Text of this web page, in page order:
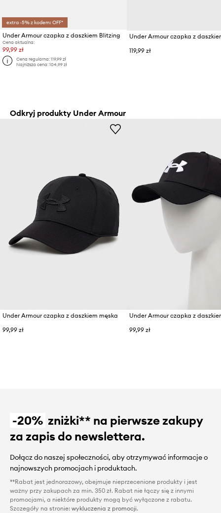
extra -5% z kodem: OFF*
Under Armour czapka z daszkiem Blitzing
Cena aktualna:
99,99 zł
Cena regularna:119,99 zł
Najniższa cena:104,99 zł
Under Armour czapka z
119,99 zł
Odkryj produkty Under Armour
Under Armour czapka z daszkiem męska
99,99 zł
Under Armour czapka z
99,99 zł
-20% zniżki** na pierwsze zakupy
za zapis do newslettera.
Dołącz do naszej społeczności, aby otrzymywać informacje o
najnowszych promocjach i produktach.
**Rabat jest jednorazowy, obejmuje nieprzecenione produkty i jest
ważny przy zakupach za min. 350 zł. Rabat nie łączy się z innymi
promocjami, a niektóre produkty mogą być wyłączone z rabatu.
Szczegóły na stronie: wykluczenia z promocji.